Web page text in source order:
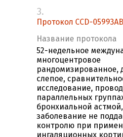
3.
Протокол CCD-
Название протокола
52-недельное
многоцентровое
рандомизированное,
слепое,
исследование,
параллельных
бронхиальной
заболевание не
контролю при
ингаляционных